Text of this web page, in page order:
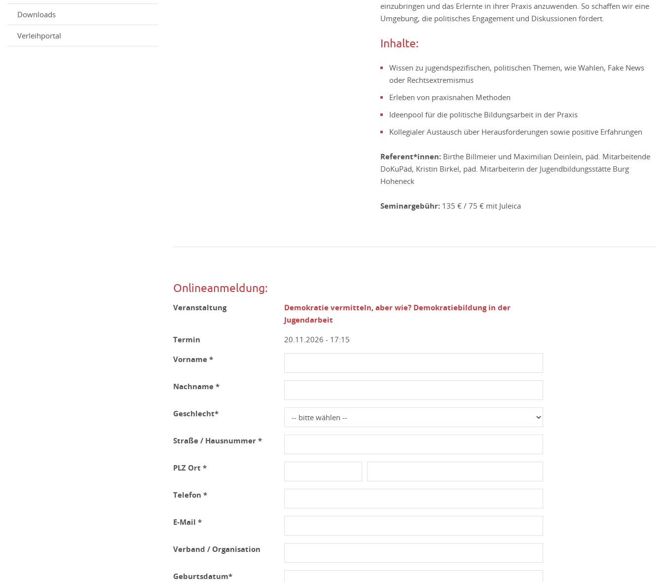
Downloads
Verleihportal
einzubringen und das Erlernte in ihrer Praxis anzuwenden. So schaffen wir eine
Umgebung, die politisches Engagement und Diskussionen fördert.
Inhalte:
Wissen zu jugendspezifischen, politischen Themen, wie Wahlen, Fake News
oder Rechtsextremismus
Erleben von praxisnahen Methoden
Ideenpool für die politische Bildungsarbeit in der Praxis
Kollegialer Austausch über Herausforderungen sowie positive Erfahrungen
Referent*innen: Birthe Billmeier und Maximilian Deinlein, päd. Mitarbeitende
DoKuPäd, Kristin Birkel, päd. Mitarbeiterin der Jugendbildungsstätte Burg
Hoheneck
Seminargebühr: 135 € / 75 € mit Juleica
Onlineanmeldung:
Veranstaltung
Demokratie vermitteln, aber wie? Demokratiebildung in der
Jugendarbeit
Termin
20.11.2026 - 17:15
Vorname *
Nachname *
Geschlecht*
Straße / Hausnummer *
PLZ Ort *
Telefon *
E-Mail *
Verband / Organisation
Geburtsdatum*